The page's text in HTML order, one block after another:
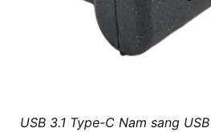
USB 3.1 Type-C Nam sang